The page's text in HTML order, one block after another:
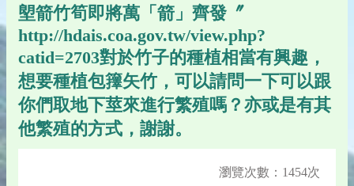
塱箭竹筍即將萬「箭」齊發〞
http://hdais.coa.gov.tw/view.php?
catid=2703對於竹子的種植相當有興趣，
想要種植包籜矢竹，可以請問一下可以跟
你們取地下莖來進行繁殖嗎？亦或是有其
他繁殖的方式，謝謝。
瀏覽次數：1454次